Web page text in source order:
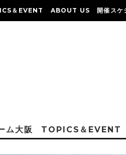
＆EVENT ABOUT US 開催スケ
ム大阪 TOPICS＆EVENT